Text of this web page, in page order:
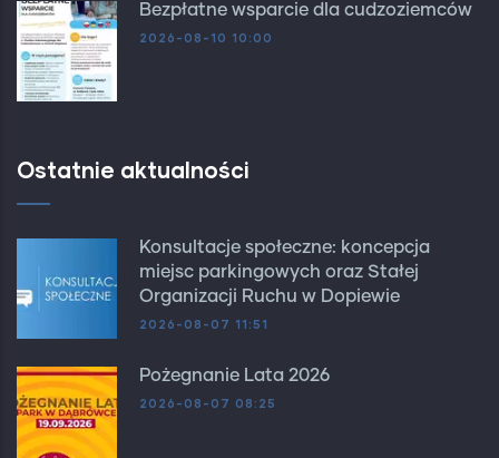
Bezpłatne wsparcie dla cudzoziemców
2026-08-10 10:00
Ostatnie aktualności
Konsultacje społeczne: koncepcja
miejsc parkingowych oraz Stałej
Organizacji Ruchu w Dopiewie
2026-08-07 11:51
Pożegnanie Lata 2026
2026-08-07 08:25